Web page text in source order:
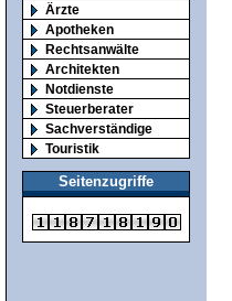
Ärzte
Apotheken
Rechtsanwälte
Architekten
Notdienste
Steuerberater
Sachverständige
Touristik
Seitenzugriffe